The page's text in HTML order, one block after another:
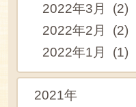
2022年3月 (2)
2022年2月 (2)
2022年1月 (1)
2021年